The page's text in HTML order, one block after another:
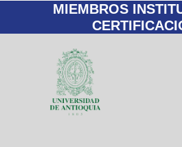
MIEMBROS